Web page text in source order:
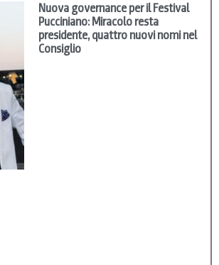
Nuova governance per il Festival
Pucciniano: Miracolo resta
presidente, quattro nuovi nomi nel
Consiglio